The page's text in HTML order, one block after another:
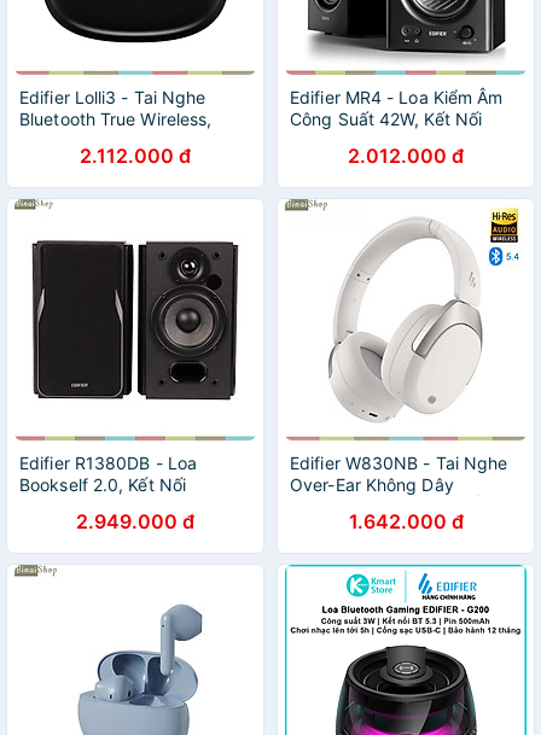
Edifier Lolli3 - Tai Nghe
Bluetooth True Wireless,
Snapdragon Sound ,
Bluetooth V5.3, Nhận Cuộc
Gọi, Chống Ồn Tốt. Hàng
2.112.000 đ
Edifier MR4 - Loa Kiểm Âm
Công Suất 42W, Kết Nối
Thu - Hàng chính hãng
2.012.000 đ
Edifier R1380DB - Loa
Bookself 2.0, Kết Nối
Công Suất 42W (Bản Quốc
Tế)- Hàng chính hãng
2.949.000 đ
Edifier W830NB - Tai Nghe
Over-Ear Không Dây
Chủ Động, Hi-Res Audio
Wireless, LDAC -45dB, Sử
Dụng 94 Giờ - Hàng chính
1.642.000 đ